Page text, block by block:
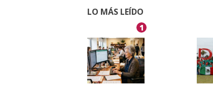
LO MÁS LEÍDO
1